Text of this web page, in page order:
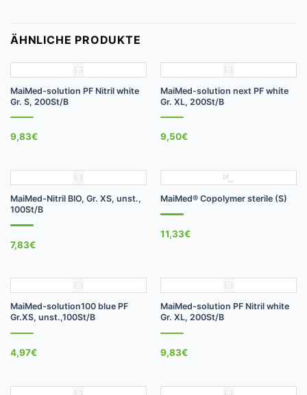
ÄHNLICHE PRODUKTE
MaiMed-solution PF Nitril white
Gr. S, 200St/B
9,83€
MaiMed-solution next PF white
Gr. XL, 200St/B
9,50€
MaiMed-Nitril BIO, Gr. XS, unst.,
100St/B
7,83€
MaiMed® Copolymer sterile (S)
11,33€
MaiMed-solution100 blue PF
Gr.XS, unst.,100St/B
4,97€
MaiMed-solution PF Nitril white
Gr. XL, 200St/B
9,83€